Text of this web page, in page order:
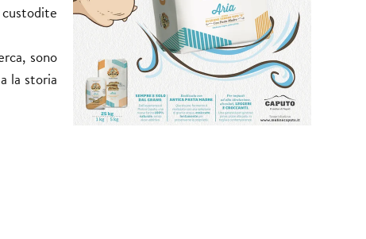
sono
la storia